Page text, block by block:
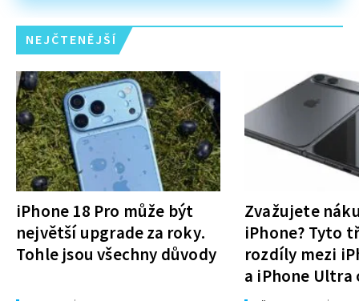
NEJČTENĚJŠÍ
iPhone 18 Pro může být
největší upgrade za roky.
Tohle jsou všechny důvody
Zvažujete
iPhone? Tyto
rozdíly mezi
a iPhone Ultra